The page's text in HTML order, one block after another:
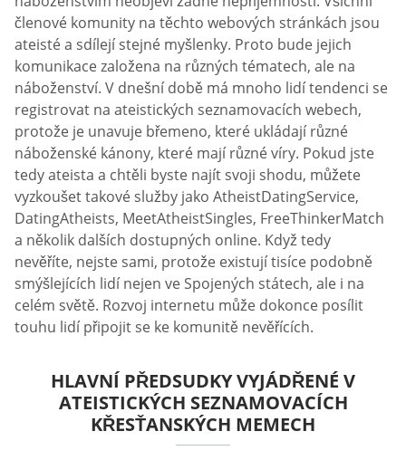
členové komunity na těchto webových stránkách jsou
ateisté a sdílejí stejné myšlenky. Proto bude jejich
komunikace založena na různých tématech, ale na
náboženství. V dnešní době má mnoho lidí tendenci se
registrovat na ateistických seznamovacích webech,
protože je unavuje břemeno, které ukládají různé
náboženské kánony, které mají různé víry. Pokud jste
tedy ateista a chtěli byste najít svoji shodu, můžete
vyzkoušet takové služby jako AtheistDatingService,
DatingAtheists, MeetAtheistSingles, FreeThinkerMatch
a několik dalších dostupných online. Když tedy
nevěříte, nejste sami, protože existují tisíce podobně
smýšlejících lidí nejen ve Spojených státech, ale i na
celém světě. Rozvoj internetu může dokonce posílit
touhu lidí připojit se ke komunitě nevěřících.
HLAVNÍ PŘEDSUDKY VYJÁDŘENÉ V
ATEISTICKÝCH SEZNAMOVACÍCH
KŘESŤANSKÝCH MEMECH